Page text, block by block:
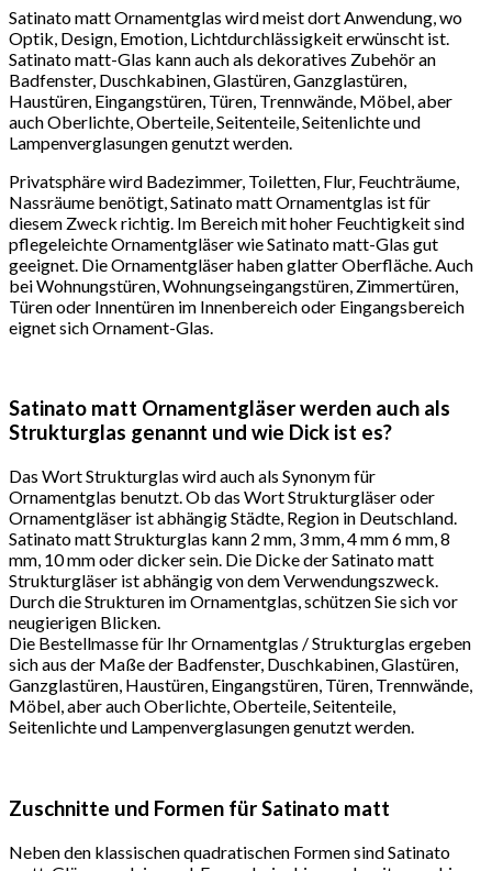
Satinato matt Ornamentglas wird meist dort Anwendung, wo
Optik, Design, Emotion, Lichtdurchlässigkeit erwünscht ist.
Satinato matt-Glas kann auch als dekoratives Zubehör an
Badfenster, Duschkabinen, Glastüren, Ganzglastüren,
Haustüren, Eingangstüren, Türen, Trennwände, Möbel, aber
auch Oberlichte, Oberteile, Seitenteile, Seitenlichte und
Lampenverglasungen genutzt werden.
Privatsphäre wird Badezimmer, Toiletten, Flur, Feuchträume,
Nassräume benötigt, Satinato matt Ornamentglas ist für
diesem Zweck richtig. Im Bereich mit hoher Feuchtigkeit sind
pflegeleichte Ornamentgläser wie Satinato matt-Glas gut
geeignet. Die Ornamentgläser haben glatter Oberfläche. Auch
bei Wohnungstüren, Wohnungseingangstüren, Zimmertüren,
Türen oder Innentüren im Innenbereich oder Eingangsbereich
eignet sich Ornament-Glas.
Satinato matt Ornamentgläser werden auch als
Strukturglas genannt und wie Dick ist es?
Das Wort Strukturglas wird auch als Synonym für
Ornamentglas benutzt. Ob das Wort Strukturgläser oder
Ornamentgläser ist abhängig Städte, Region in Deutschland.
Satinato matt Strukturglas kann 2 mm, 3 mm, 4 mm 6 mm, 8
mm, 10 mm oder dicker sein. Die Dicke der Satinato matt
Strukturgläser ist abhängig von dem Verwendungszweck.
Durch die Strukturen im Ornamentglas, schützen Sie sich vor
neugierigen Blicken.
Die Bestellmasse für Ihr Ornamentglas / Strukturglas ergeben
sich aus der Maße der Badfenster, Duschkabinen, Glastüren,
Ganzglastüren, Haustüren, Eingangstüren, Türen, Trennwände,
Möbel, aber auch Oberlichte, Oberteile, Seitenteile,
Seitenlichte und Lampenverglasungen genutzt werden.
Zuschnitte und Formen für Satinato matt
Neben den klassischen quadratischen Formen sind Satinato